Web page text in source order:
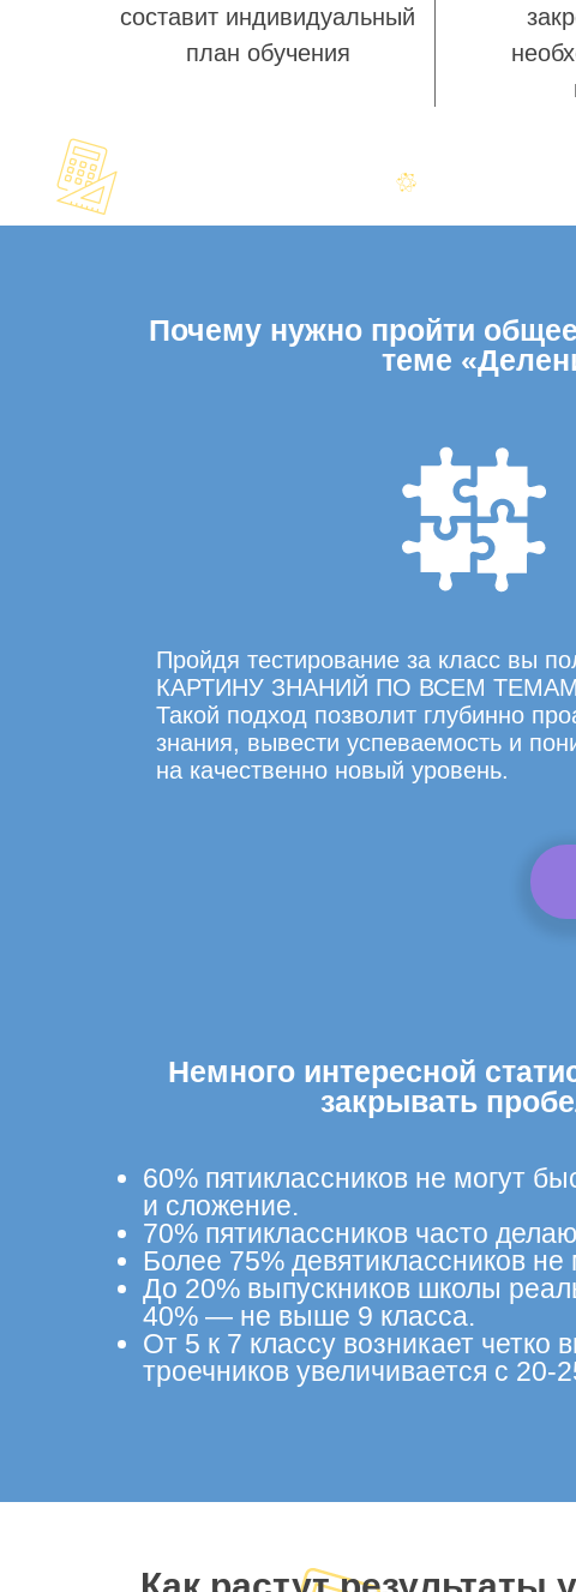
составит индивидуальный
план обучения
Почему нужно пройти
теме
Пройдя тестирование за класс вы
КАРТИНУ ЗНАНИЙ ПО ВСЕМ
Такой подход позволит глубинно
знания, вывести успеваемость и
на качественно новый уровень.
Немного интересной
закрывать
60% пятиклассников не могут
и сложение.
70% пятиклассников часто
Более 75% девятиклассников
До 20% выпускников школы
40% — не выше 9 класса.
От 5 к 7 классу возникает
троечников увеличивается с 20-